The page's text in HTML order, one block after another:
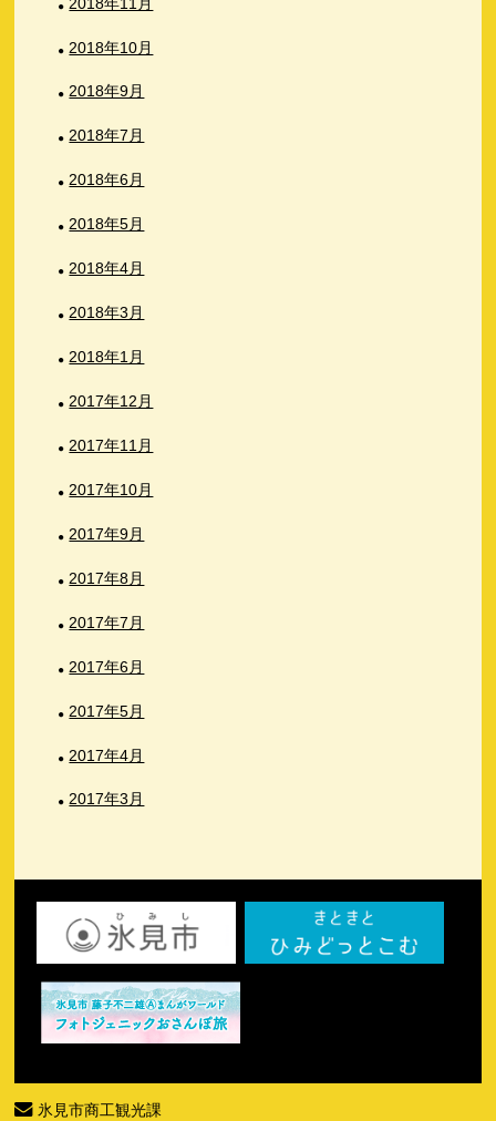
2018年11月
2018年10月
2018年9月
2018年7月
2018年6月
2018年5月
2018年4月
2018年3月
2018年1月
2017年12月
2017年11月
2017年10月
2017年9月
2017年8月
2017年7月
2017年6月
2017年5月
2017年4月
2017年3月
氷見市商工観光課